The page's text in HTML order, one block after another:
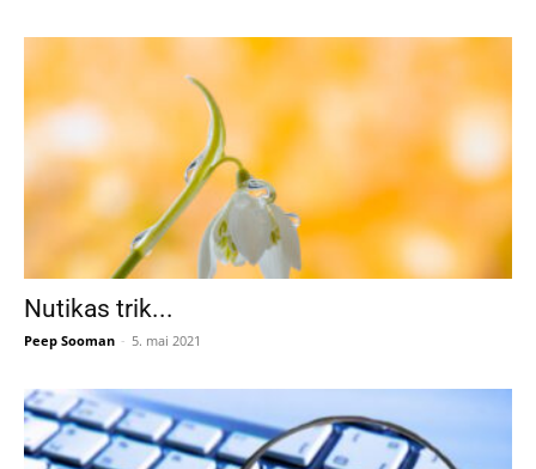
Nutikas trik...
Peep Sooman - 5. mai 2021